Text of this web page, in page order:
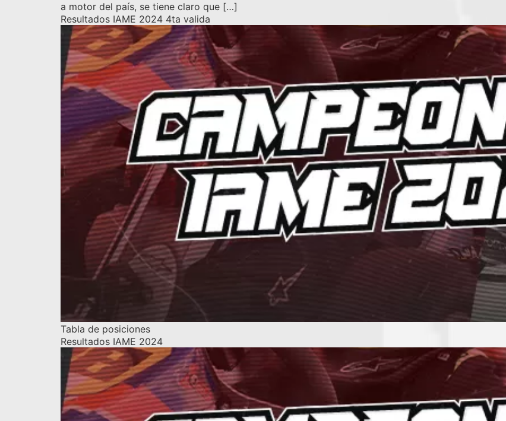
a motor del país, se tiene claro que […]
Resultados IAME 2024 4ta valida
Tabla de posiciones
Resultados IAME 2024